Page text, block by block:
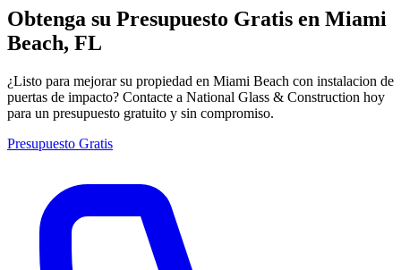
Obtenga su Presupuesto Gratis en Miami
Beach, FL
¿Listo para mejorar su propiedad en Miami Beach con instalacion de
puertas de impacto? Contacte a National Glass & Construction hoy
para un presupuesto gratuito y sin compromiso.
Presupuesto Gratis